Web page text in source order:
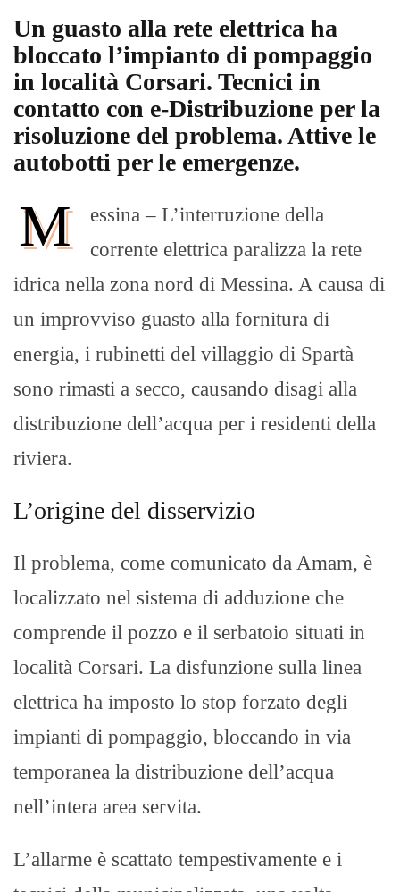
Un guasto alla rete elettrica ha
bloccato l’impianto di pompaggio
in località Corsari. Tecnici in
contatto con e-Distribuzione per la
risoluzione del problema. Attive le
autobotti per le emergenze.
M
essina – L’interruzione della
corrente elettrica paralizza la rete
idrica nella zona nord di Messina. A causa di
un improvviso guasto alla fornitura di
energia, i rubinetti del villaggio di Spartà
sono rimasti a secco, causando disagi alla
distribuzione dell’acqua per i residenti della
riviera.
L’origine del disservizio
Il problema, come comunicato da Amam, è
localizzato nel sistema di adduzione che
comprende il pozzo e il serbatoio situati in
località Corsari. La disfunzione sulla linea
elettrica ha imposto lo stop forzato degli
impianti di pompaggio, bloccando in via
temporanea la distribuzione dell’acqua
nell’intera area servita.
L’allarme è scattato tempestivamente e i